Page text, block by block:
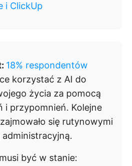
i ClickUp
18% respondentów
korzystać z AI do
życia za pomocą
i przypomnień. Kolejne
się rutynowymi
być w stanie: